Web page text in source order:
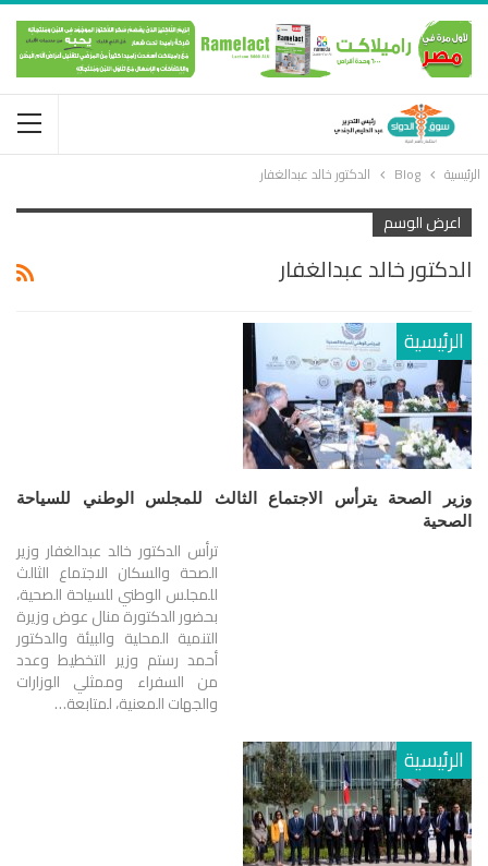
الرئيسية Blog الدكتور خالد عبدالغفار
اعرض الوسم
الدكتور خالد عبدالغفار
الرئيسية
وزير الصحة يترأس الاجتماع الثالث للمجلس الوطني للسياحة
الصحية
ترأس الدكتور خالد عبدالغفار وزير
الصحة والسكان الاجتماع الثالث
للمجلس الوطني للسياحة الصحية،
بحضور الدكتورة منال عوض وزيرة
التنمية المحلية والبيئة والدكتور
أحمد رستم وزير التخطيط وعدد
من السفراء وممثلي الوزارات
والجهات المعنية، لمتابعة…
الرئيسية